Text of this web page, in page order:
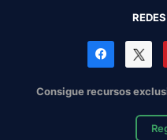
Consigue recursos